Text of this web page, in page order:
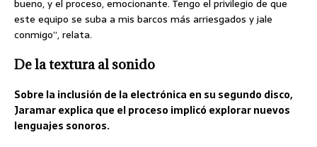
bueno, y el proceso, emocionante. Tengo el privilegio de que
este equipo se suba a mis barcos más arriesgados y jale
conmigo”, relata.
De la textura al sonido
Sobre la inclusión de la electrónica en su segundo disco,
Jaramar explica que el proceso implicó explorar nuevos
lenguajes sonoros.